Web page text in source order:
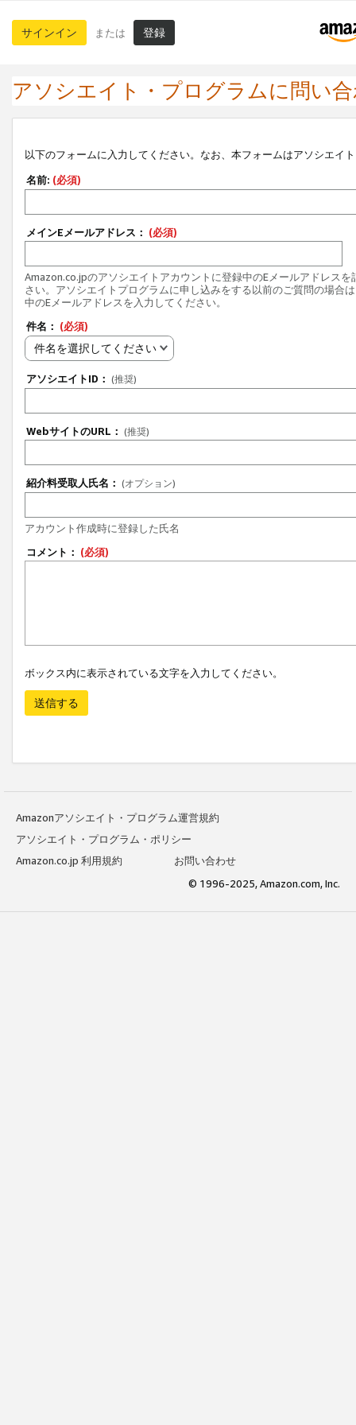
サインイン または 登録
アソシエイト・プログラムに問い
以下のフォームに入力してください。なお、本フォームはアソシエイ
名前: (必須)
メインEメールアドレス： (必須)
Amazon.co.jpのアソシエイトアカウントに登録中のEメールアドレスを
さい。アソシエイトプログラムに申し込みをする以前のご質問の場合
中のEメールアドレスを入力してください。
件名： (必須)
件名を選択してください
アソシエイトID： (推奨)
WebサイトのURL： (推奨)
紹介料受取人氏名： (オプション)
アカウント作成時に登録した氏名
コメント： (必須)
ボックス内に表示されている文字を入力してください。
送信する
Amazonアソシエイト・プログラム運営規約
アソシエイト・プログラム・ポリシー
Amazon.co.jp 利用規約
お問い合わせ
© 1996-2025, Amazon.com, Inc.